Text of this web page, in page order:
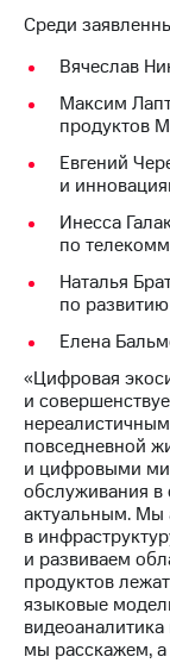
и акционерам
ПАО
"МТС"
кабинет
капитал
и
аудит
Рынок
акций
Среди
Вячеслав
Максим
продуктов
Евгений
и
Инесса
по
Наталья
по
Елена
«Цифровая
и
повседневной
и цифровыми
обслуживания в
актуальным. Мы
в
и развиваем
продуктов
языковые
мы расскажем,